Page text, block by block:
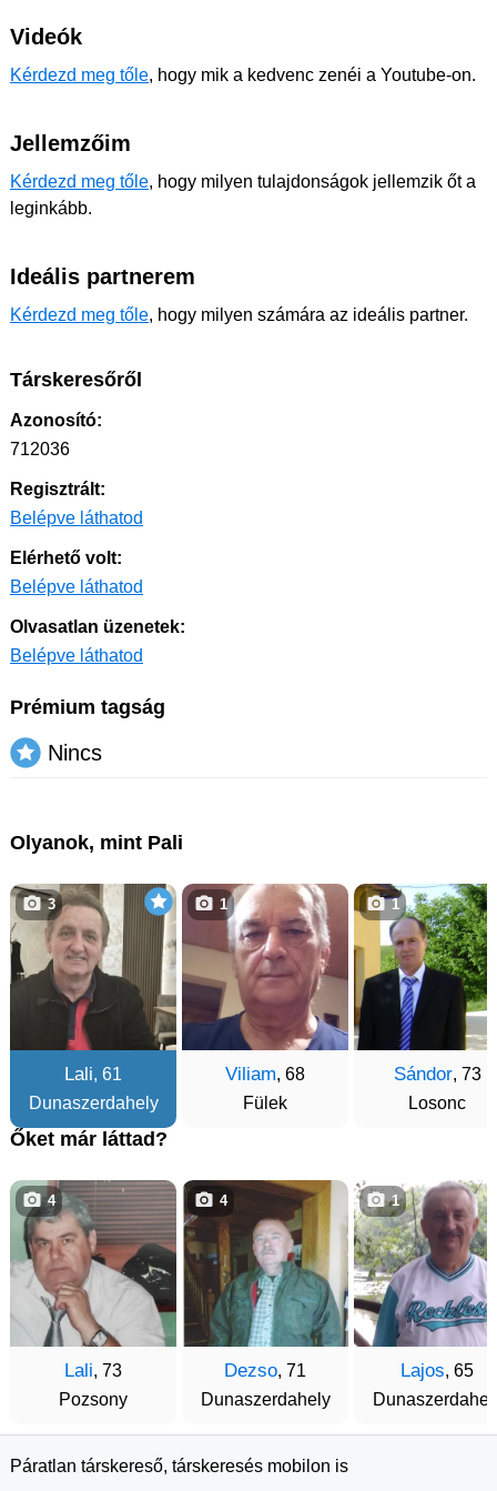
Videók
Kérdezd meg tőle, hogy mik a kedvenc zenéi a Youtube-on.
Jellemzőim
Kérdezd meg tőle, hogy milyen tulajdonságok jellemzik őt a
leginkább.
Ideális partnerem
Kérdezd meg tőle, hogy milyen számára az ideális partner.
Társkeresőről
Azonosító:
712036
Regisztrált:
Belépve láthatod
Elérhető volt:
Belépve láthatod
Olvasatlan üzenetek:
Belépve láthatod
Prémium tagság
Nincs
Olyanok, mint Pali
Lali, 61
Dunaszerdahely
3
Viliam, 68
Fülek
1
Sándor, 73
Losonc
1
Őket már láttad?
Lali, 73
Pozsony
4
Dezso, 71
Dunaszerdahely
4
Lajos, 65
1
Páratlan társkereső, társkeresés mobilon is